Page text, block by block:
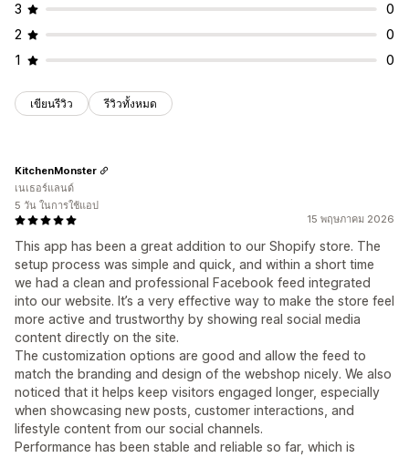
3
0
2
0
1
0
เขียนรีวิว รีวิวทั้งหมด
15 พฤษภาคม 2026
This app has been a great addition to our Shopify store. The
setup process was simple and quick, and within a short time
we had a clean and professional Facebook feed integrated
into our website. It’s a very effective way to make the store feel
more active and trustworthy by showing real social media
content directly on the site.
The customization options are good and allow the feed to
match the branding and design of the webshop nicely. We also
noticed that it helps keep visitors engaged longer, especially
when showcasing new posts, customer interactions, and
lifestyle content from our social channels.
Performance has been stable and reliable so far, which is
KitchenMonster
เนเธอร์แลนด์
5 วัน ในการใช้แอป